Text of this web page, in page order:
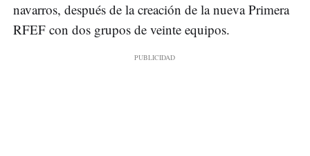
navarros, después de la creación de la nueva Primera
RFEF con dos grupos de veinte equipos.